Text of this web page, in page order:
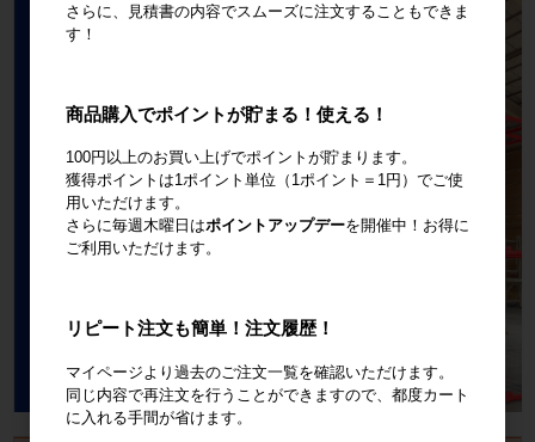
さらに、見積書の内容でスムーズに注文することもできま
す！
商品購入でポイントが貯まる！使える！
100円以上のお買い上げでポイントが貯まります。
獲得ポイントは1ポイント単位（1ポイント＝1円）でご使
用いただけます。
さらに毎週木曜日はポイントアップデーを開催中！お得に
ご利用いただけます。
リピート注文も簡単！注文履歴！
マイページより過去のご注文一覧を確認いただけます。
同じ内容で再注文を行うことができますので、都度カート
に入れる手間が省けます。